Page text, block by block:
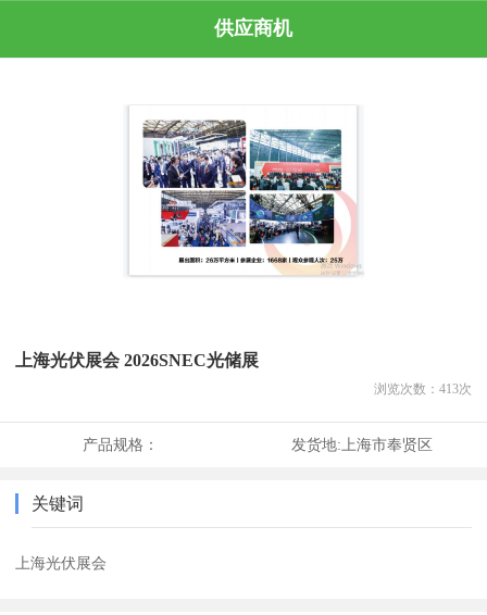
供应商机
上海光伏展会 2026SNEC光储展
浏览次数： 413次
产品规格： 发货地:上海市奉贤区
关键词
上海光伏展会